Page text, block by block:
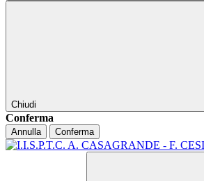
Chiudi
Conferma
Annulla Conferma